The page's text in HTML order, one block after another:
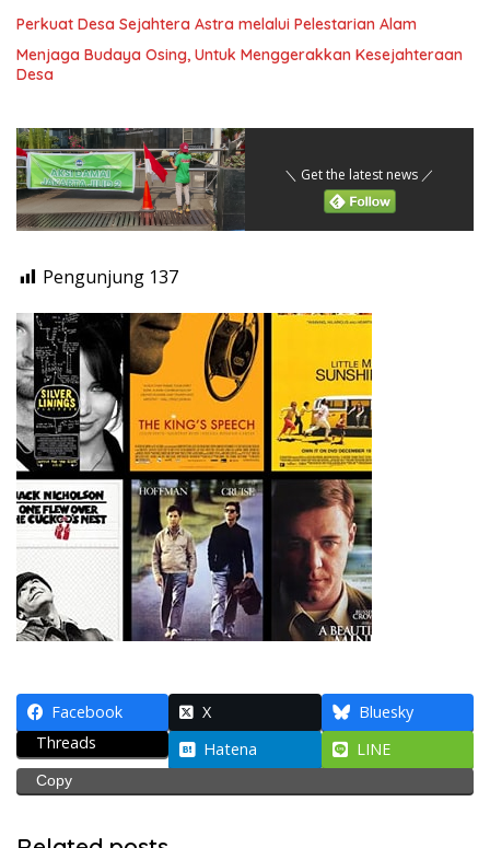
Perkuat Desa Sejahtera Astra melalui Pelestarian Alam
Menjaga Budaya Osing, Untuk Menggerakkan Kesejahteraan
Desa
＼ Get the latest news ／
Pengunjung 137
Facebook X
Bluesky
Threads
Hatena LINE
Copy